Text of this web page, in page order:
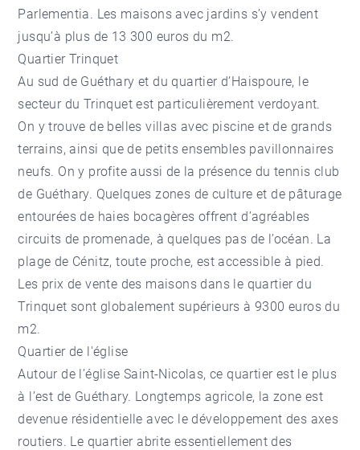
Parlementia. Les maisons avec jardins s’y vendent
jusqu’à plus de 13 300 euros du m2.
Quartier Trinquet
Au sud de Guéthary et du quartier d’Haispoure, le
secteur du Trinquet est particulièrement verdoyant.
On y trouve de belles villas avec piscine et de grands
terrains, ainsi que de petits ensembles pavillonnaires
neufs. On y profite aussi de la présence du tennis club
de Guéthary. Quelques zones de culture et de pâturage
entourées de haies bocagères offrent d’agréables
circuits de promenade, à quelques pas de l’océan. La
plage de Cénitz, toute proche, est accessible à pied.
Les prix de vente des maisons dans le quartier du
Trinquet sont globalement supérieurs à 9300 euros du
m2.
Quartier de l'église
Autour de l’église Saint-Nicolas, ce quartier est le plus
à l’est de Guéthary. Longtemps agricole, la zone est
devenue résidentielle avec le développement des axes
routiers. Le quartier abrite essentiellement des